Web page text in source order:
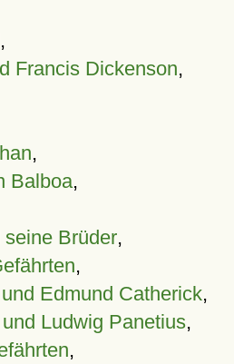
,
Francis Dickenson,
,
Balboa,
Brüder,
,
Edmund Catherick,
Ludwig Panetius,
,